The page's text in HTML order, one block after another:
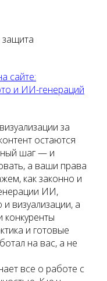
сайте:
и ИИ-генераций
за
остаются
шаг — и
а ваши права
как законно и
ИИ,
визуализации, а
конкуренты
и готовые
на вас, а не
все о работе с